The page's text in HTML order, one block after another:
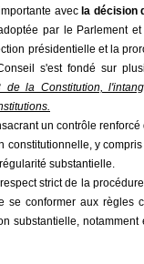
avecla décision
par le Parlement
présidentielle et la
s'est fondé sur
la Constitution,
un contrôle
y
substantielle.
strict de la
conformer aux règles
substantielle,